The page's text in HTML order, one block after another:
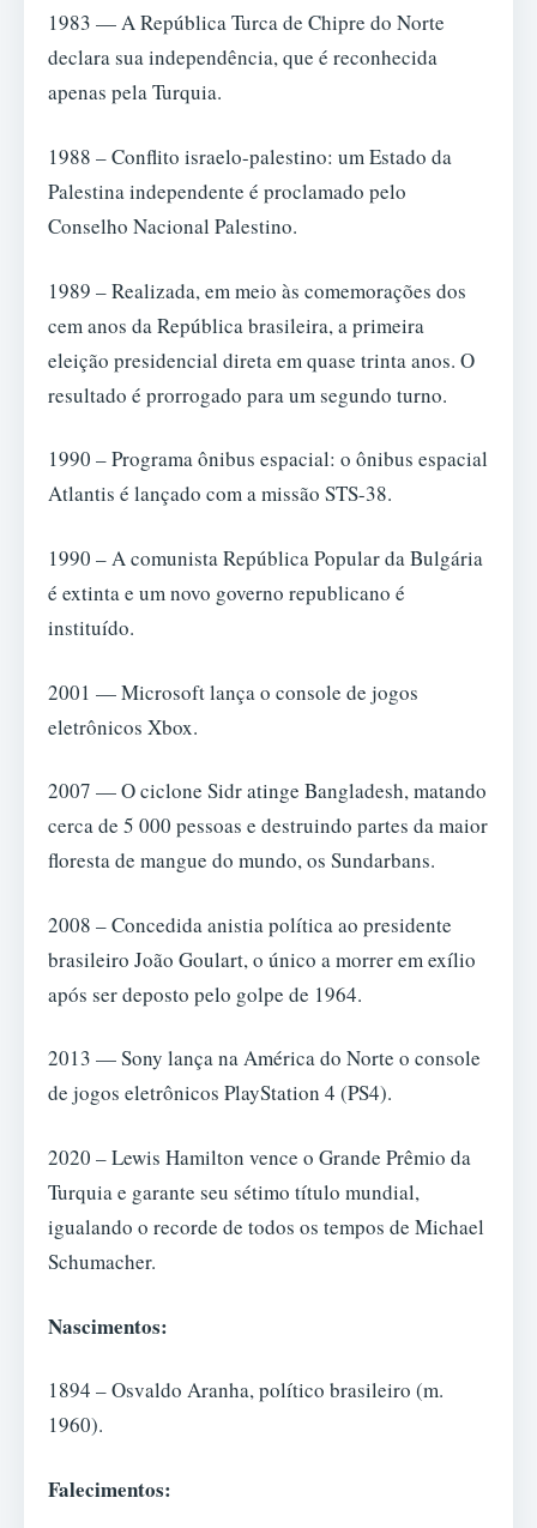
1983 — A República Turca de Chipre do Norte
declara sua independência, que é reconhecida
apenas pela Turquia.
1988 – Conflito israelo-palestino: um Estado da
Palestina independente é proclamado pelo
Conselho Nacional Palestino.
1989 – Realizada, em meio às comemorações dos
cem anos da República brasileira, a primeira
eleição presidencial direta em quase trinta anos. O
resultado é prorrogado para um segundo turno.
1990 – Programa ônibus espacial: o ônibus espacial
Atlantis é lançado com a missão STS-38.
1990 – A comunista República Popular da Bulgária
é extinta e um novo governo republicano é
instituído.
2001 — Microsoft lança o console de jogos
eletrônicos Xbox.
2007 — O ciclone Sidr atinge Bangladesh, matando
cerca de 5 000 pessoas e destruindo partes da maior
floresta de mangue do mundo, os Sundarbans.
2008 – Concedida anistia política ao presidente
brasileiro João Goulart, o único a morrer em exílio
após ser deposto pelo golpe de 1964.
2013 — Sony lança na América do Norte o console
de jogos eletrônicos PlayStation 4 (PS4).
2020 – Lewis Hamilton vence o Grande Prêmio da
Turquia e garante seu sétimo título mundial,
igualando o recorde de todos os tempos de Michael
Schumacher.
Nascimentos:
1894 – Osvaldo Aranha, político brasileiro (m.
1960).
Falecimentos: